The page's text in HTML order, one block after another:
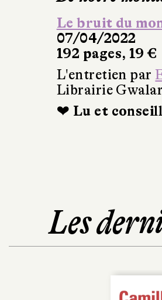
Le bruit du
07/04/2022
192 pages, 19 €
L'entretien par
Librairie
❤ Lu et
Les